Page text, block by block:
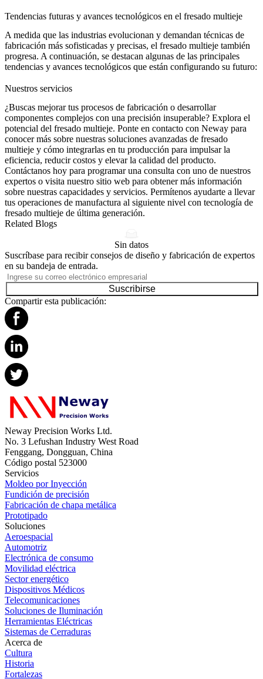
Tendencias futuras y avances tecnológicos en el fresado multieje
A medida que las industrias evolucionan y demandan técnicas de
fabricación más sofisticadas y precisas, el fresado multieje también
progresa. A continuación, se destacan algunas de las principales
tendencias y avances tecnológicos que están configurando su futuro:
Nuestros servicios
¿Buscas mejorar tus procesos de fabricación o desarrollar
componentes complejos con una precisión insuperable? Explora el
potencial del fresado multieje. Ponte en contacto con Neway para
conocer más sobre nuestras soluciones avanzadas de fresado
multieje y cómo integrarlas en tu producción para impulsar la
eficiencia, reducir costos y elevar la calidad del producto.
Contáctanos hoy para programar una consulta con uno de nuestros
expertos o visita nuestro sitio web para obtener más información
sobre nuestras capacidades y servicios. Permítenos ayudarte a llevar
tus operaciones de manufactura al siguiente nivel con tecnología de
fresado multieje de última generación.
Related Blogs
Sin datos
Suscríbase para recibir consejos de diseño y fabricación de expertos
en su bandeja de entrada.
Suscribirse
Compartir esta publicación:
Neway Precision Works Ltd.
No. 3 Lefushan Industry West Road
Fenggang, Dongguan, China
Código postal 523000
Servicios
Moldeo por Inyección
Fundición de precisión
Fabricación de chapa metálica
Prototipado
Soluciones
Aeroespacial
Automotriz
Electrónica de consumo
Movilidad eléctrica
Sector energético
Dispositivos Médicos
Telecomunicaciones
Soluciones de Iluminación
Herramientas Eléctricas
Sistemas de Cerraduras
Acerca de
Cultura
Historia
Fortalezas